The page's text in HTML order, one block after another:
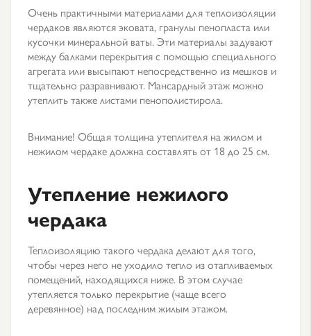
Очень практичными материалами для теплоизоляции
чердаков являются эковата, гранулы пенопласта или
кусочки минеральной ваты. Эти материалы задувают
между балками перекрытия с помощью специального
агрегата или высыпают непосредственно из мешков и
тщательно разравнивают. Мансардный этаж можно
утеплить также листами пенополистирола.
Внимание! Общая толщина утеплителя на жилом и
нежилом чердаке должна составлять от 18 до 25 см.
Утепление нежилого
чердака
Теплоизоляцию такого чердака делают для того,
чтобы через него не уходило тепло из отапливаемых
помещений, находящихся ниже. В этом случае
утепляется только перекрытие (чаще всего
деревянное) над последним жилым этажом.